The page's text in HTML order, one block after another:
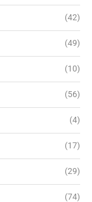
(42)
(49)
(10)
(56)
(4)
(17)
(29)
(74)